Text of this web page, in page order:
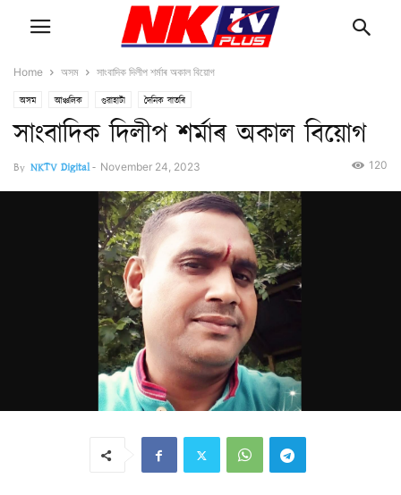
Home অসম সাংবাদিক দিলীপ শৰ্মাৰ অকাল বিয়োগ
অসম আঞ্চলিক গুৱাহাটী দৈনিক বাতৰি
সাংবাদিক দিলীপ শৰ্মাৰ অকাল বিয়োগ
By NKTV Digital- November 24, 2023 120